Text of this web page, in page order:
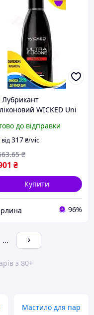
Лубрикант
WICKED Uni
для інтимної
з ефектом теп
R
до відправки
від317₴/міс
₴
.65 ₴
Купити
96%
...
з 80+
Мастило для пар